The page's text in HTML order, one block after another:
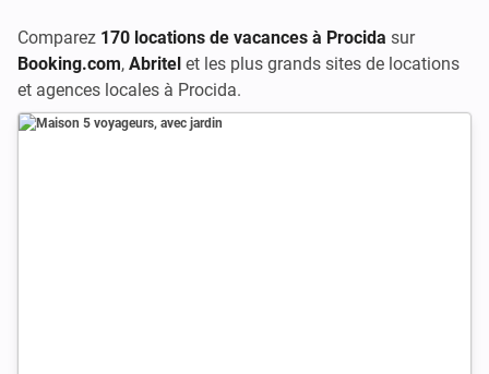
Comparez 170 locations de vacances à Procida sur
Booking.com, Abritel et les plus grands sites de locations
et agences locales à Procida.